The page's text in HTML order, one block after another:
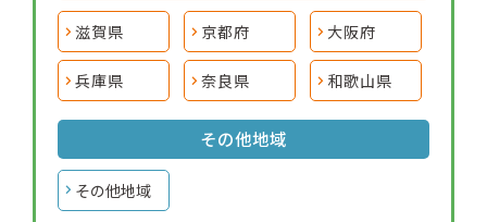
滋賀県 京都府 大阪府
兵庫県 奈良県 和歌山県
その他地域
その他地域